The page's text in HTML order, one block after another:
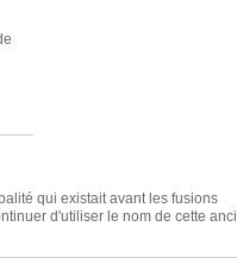
qui existait avant les fusions
d'utiliser le nom de cette